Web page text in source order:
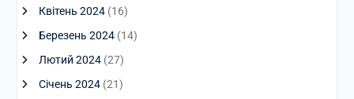
Квітень 2024(16)
Березень 2024(14)
Лютий 2024(27)
Січень 2024(21)